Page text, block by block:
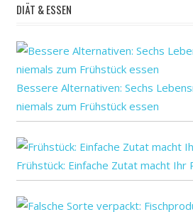
menschliche
soziale
wirtschaftliche
Wohlbefinden
zu
DIÄT & ESSEN
Bessere Alternativen: Sechs
niemals zum Frühstück essen
Frühstück: Einfache Zutat macht